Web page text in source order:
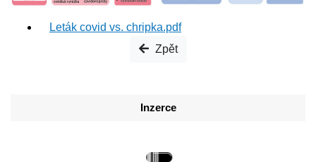
Leták covid vs. chripka.pdf
Zpět
Inzerce